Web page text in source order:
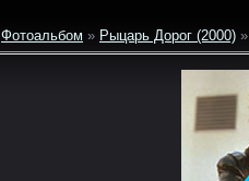
Фотоальбом » Рыцарь Дорог (2000) »